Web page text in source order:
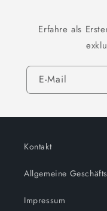
Erfahre als
E-Mail
Kontakt
Allgemeine
Impressum